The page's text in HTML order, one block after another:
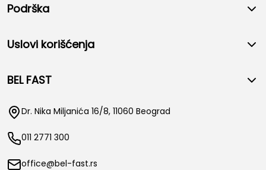
Podrška
Uslovi korišćenja
BEL FAST
Dr. Nika Miljanića 16/8, 11060 Beograd
011 2771 300
office@bel-fast.rs